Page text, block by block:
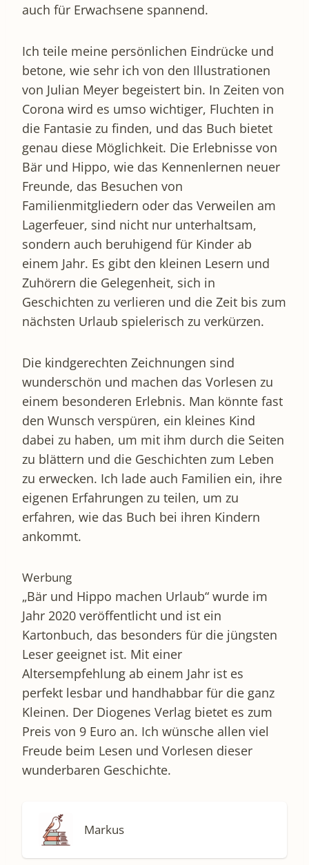
auch für Erwachsene spannend.
Ich teile meine persönlichen Eindrücke und
betone, wie sehr ich von den Illustrationen
von Julian Meyer begeistert bin. In Zeiten von
Corona wird es umso wichtiger, Fluchten in
die Fantasie zu finden, und das Buch bietet
genau diese Möglichkeit. Die Erlebnisse von
Bär und Hippo, wie das Kennenlernen neuer
Freunde, das Besuchen von
Familienmitgliedern oder das Verweilen am
Lagerfeuer, sind nicht nur unterhaltsam,
sondern auch beruhigend für Kinder ab
einem Jahr. Es gibt den kleinen Lesern und
Zuhörern die Gelegenheit, sich in
Geschichten zu verlieren und die Zeit bis zum
nächsten Urlaub spielerisch zu verkürzen.
Die kindgerechten Zeichnungen sind
wunderschön und machen das Vorlesen zu
einem besonderen Erlebnis. Man könnte fast
den Wunsch verspüren, ein kleines Kind
dabei zu haben, um mit ihm durch die Seiten
zu blättern und die Geschichten zum Leben
zu erwecken. Ich lade auch Familien ein, ihre
eigenen Erfahrungen zu teilen, um zu
erfahren, wie das Buch bei ihren Kindern
ankommt.
Werbung
„Bär und Hippo machen Urlaub“ wurde im
Jahr 2020 veröffentlicht und ist ein
Kartonbuch, das besonders für die jüngsten
Leser geeignet ist. Mit einer
Altersempfehlung ab einem Jahr ist es
perfekt lesbar und handhabbar für die ganz
Kleinen. Der Diogenes Verlag bietet es zum
Preis von 9 Euro an. Ich wünsche allen viel
Freude beim Lesen und Vorlesen dieser
wunderbaren Geschichte.
Markus